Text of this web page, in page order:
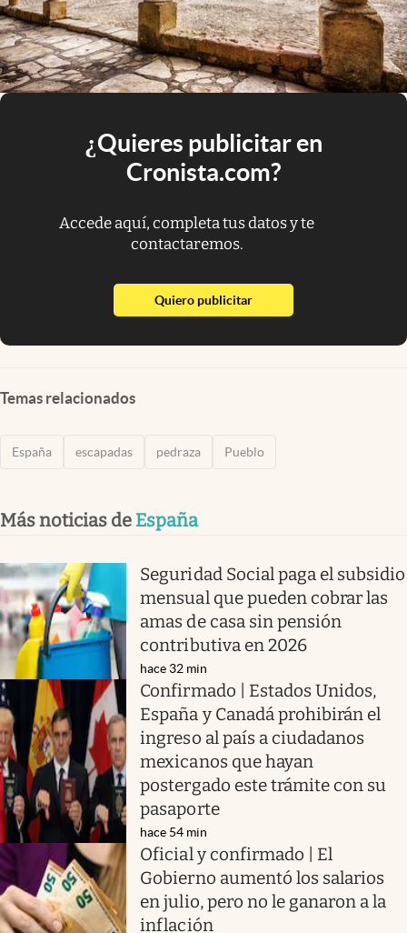
¿Quieres publicitar en
Cronista.com?
Accede aquí, completa tus datos y te
contactaremos.
Quiero publicitarabre en nueva pestaña
Temas relacionados
España escapadas pedraza Pueblo
Más noticias de España
Seguridad Social paga el subsidio
mensual que pueden cobrar las
amas de casa sin pensión
contributiva en 2026
hace 32 min
Confirmado | Estados Unidos,
España y Canadá prohibirán el
ingreso al país a ciudadanos
mexicanos que hayan
postergado este trámite con su
pasaporte
hace 54 min
Oficial y confirmado | El
Gobierno aumentó los salarios
en julio, pero no le ganaron a la
inflación